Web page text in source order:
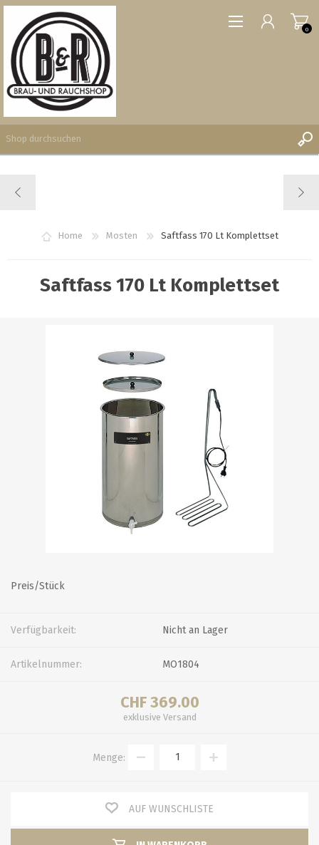
WUNSCHLISTE
0
0
Home Mosten Saftfass 170 Lt Komplettset
Saftfass 170 Lt Komplettset
Preis/Stück
Verfügbarkeit: Nicht an Lager
Artikelnummer: MO1804
CHF 369.00
exklusive Versand
Menge:
AUF WUNSCHLISTE